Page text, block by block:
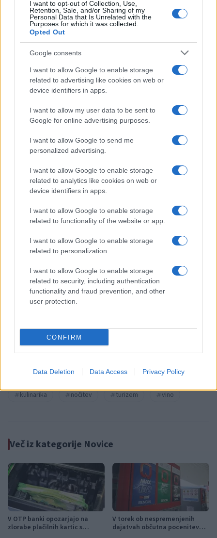
I want to opt-out of Collection, Use,
Retention, Sale, and/or Sharing of my
Personal Data that Is Unrelated with the
Purposes for which it was collected.
Opted Out
Google consents
I want to allow Google to enable storage
related to advertising like cookies on web or
device identifiers in apps.
I want to allow my user data to be sent to
Google for online advertising purposes.
I want to allow Google to send me
personalized advertising.
I want to allow Google to enable storage
related to analytics like cookies on web or
device identifiers in apps.
I want to allow Google to enable storage
related to functionality of the website or app.
I want to allow Google to enable storage
related to personalization.
I want to allow Google to enable storage
related to security, including authentication
functionality and fraud prevention, and other
user protection.
CONFIRM
Data Deletion Data Access Privacy Policy
spoznajte odlično lokalnokulinariko , ki jo najlepše
dopolnijo vrhunska vina tamkajšnjega okoliša. Potrudili
se bodo, da vam bo Prlekija ostala v najlepšem
Opozorilo:Po 297. členu Kazenskega zakonika je
posameznik kazensko odgovoren za javno spodbujanje
sovraštva, nasilja ali nestrpnosti. Komentarji z žaljivimi,
rasističnimi, diskriminatornimi ali nezakonitimi vsebinami bodo
odstranjeni. Pravila komentiranja →
Failed to fetch
Oglasno sporočilo
Kategorije: Novice
Hiša Pep&#039;s
kmetija
kulinarika
nočitev turizem vino
Več iz kategorije Novice
V OTP banki opozarjajo na
zlorabe plačilnih kartic s
V torek ob nespremenjenih
dajatvah občutna pocenitev